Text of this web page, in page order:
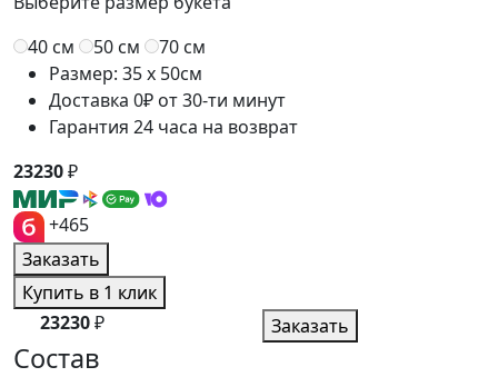
40 см
50 см
70 см
Размер: 35 x 50см
Доставка 0₽ от 30-ти минут
Гарантия 24 часа на возврат
23230₽
+465
Заказать
Купить в 1 клик
23230₽ Заказать
Состав